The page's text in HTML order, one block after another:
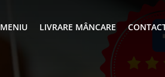
MENIU LIVRARE MÂNCARE